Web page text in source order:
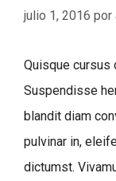
julio 1, 2016 por
Quisque cursus
Suspendisse
blandit diam
pulvinar in,
dictumst.